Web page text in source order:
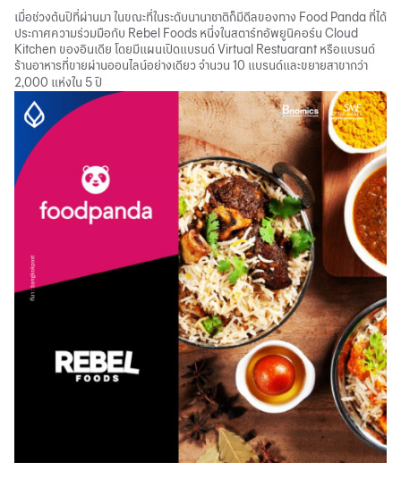
เมื่อช่วงต้นปีที่ผ่านมา ในขณะที่ในระดับนานาชาติก็มีดีลของทาง Food Panda ที่ได้
ประกาศความร่วมมือกับ Rebel Foods หนึ่งในสตาร์ทอัพยูนิคอร์น Cloud
Kitchen ของอินเดีย โดยมีแผนเปิดแบรนด์ Virtual Restuarant หรือแบรนด์
ร้านอาหารที่ขายผ่านออนไลน์อย่างเดียว จำนวน 10 แบรนด์และขยายสาขากว่า
2,000 แห่งใน 5 ปี